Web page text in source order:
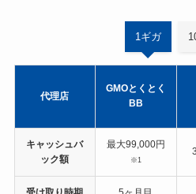
1ギガ
代理店
GMOとくとく
BB
キャッシュバ
ック額
最大99,000円
※1